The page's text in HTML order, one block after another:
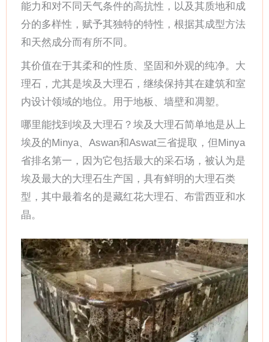
能力和对不同天气条件的高抗性，以及其质地和成
分的多样性，赋予其独特的特性，根据其成型方法
和天然成分而有所不同。
其价值在于其柔和的性质、坚固和外观的纯净。大
理石，尤其是埃及大理石，继续保持其在建筑和室
内设计领域的地位。用于地板、墙壁和凋塑。
哪里能找到埃及大理石？埃及大理石简单地是从上
埃及的Minya、Aswan和Aswat三省提取，但Minya
省排名第一，因为它包括最大的采石场，被认为是
埃及最大的大理石生产国，具有鲜明的大理石类
型，其中最着名的是藏红花大理石、布雷西亚和水
晶。